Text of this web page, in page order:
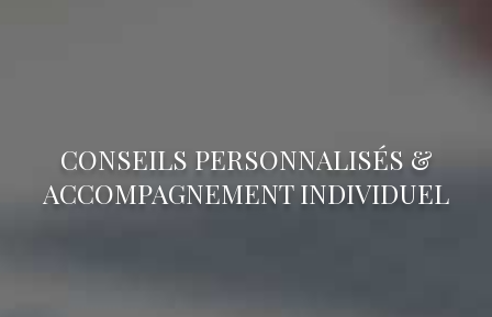
CONSEILS PERSONNALISÉS &
ACCOMPAGNEMENT INDIVIDUEL